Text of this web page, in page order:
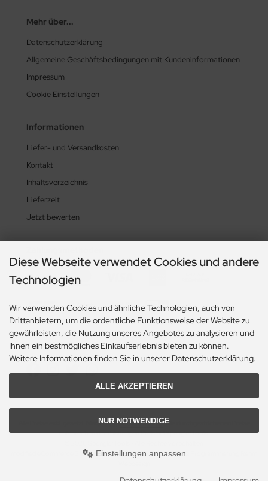
Mehr über...
Datenschutzerklärung
Allgemeine Geschäftsbedingungen mit Kundeninformationen
Impressum
Cookie Einstellungen
Informationen
Liefer- und Versandkosten
Kontakt
Inhaltsverzeichnis
Lieferzeit
Jetzt bewerten
Social Media
Alle Preise exkl. gesetzl. MwSt. zzgl.Versandkosten. Die durchgestrichenen Preise
entsprechen dem bisherigen Preis bei SpenglerTools.
modified eCommerce Shopsoftware © 2009-2026 • Design & Programmierung Rehm
Diese Webseite verwendet Cookies und andere
Technologien
Wir verwenden Cookies und ähnliche Technologien, auch von
Drittanbietern, um die ordentliche Funktionsweise der Website zu
gewährleisten, die Nutzung unseres Angebotes zu analysieren und
Ihnen ein bestmögliches Einkaufserlebnis bieten zu können.
Weitere Informationen finden Sie in unserer Datenschutzerklärung.
ALLE AKZEPTIEREN
NUR NOTWENDIGE
Einstellungen anpassen